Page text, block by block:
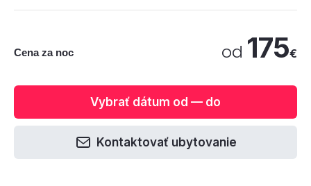
Cena za noc od 175€
Vybrať dátum od — do
Kontaktovať ubytovanie